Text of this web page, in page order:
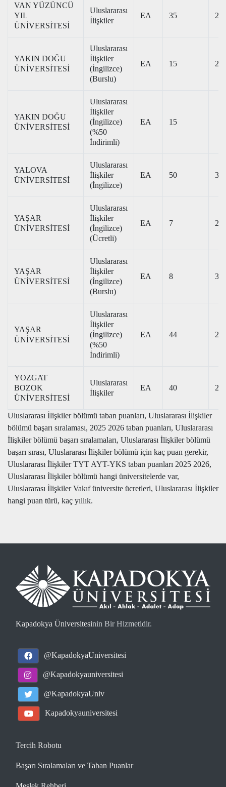
VAN YÜZÜNCÜ
YIL
ÜNİVERSİTESİ
Uluslararası
İlişkiler
EA 35
YAKIN DOĞU
ÜNİVERSİTESİ
Uluslararası
İlişkiler
(İngilizce)
(Burslu)
EA 15
YAKIN DOĞU
ÜNİVERSİTESİ
Uluslararası
İlişkiler
(İngilizce)
(%50
İndirimli)
EA 15
YALOVA
ÜNİVERSİTESİ
Uluslararası
İlişkiler
(İngilizce)
EA 50
YAŞAR
ÜNİVERSİTESİ
Uluslararası
İlişkiler
(İngilizce)
(Ücretli)
EA 7
YAŞAR
ÜNİVERSİTESİ
Uluslararası
İlişkiler
(İngilizce)
(Burslu)
EA 8
YAŞAR
ÜNİVERSİTESİ
Uluslararası
İlişkiler
(İngilizce)
(%50
İndirimli)
EA 44
YOZGAT
BOZOK
ÜNİVERSİTESİ
Uluslararası
İlişkiler
EA 40
Uluslararası İlişkiler bölümü taban puanları, Uluslararası İlişkiler
bölümü başarı sıralaması, 2025 2026 taban puanları, Uluslararası
İlişkiler bölümü başarı sıralamaları, Uluslararası İlişkiler bölümü
başarı sırası, Uluslararası İlişkiler bölümü için kaç puan gerekir,
Uluslararası İlişkiler TYT AYT-YKS taban puanları 2025 2026,
Uluslararası İlişkiler bölümü hangi üniversitelerde var,
Uluslararası İlişkiler Vakıf üniversite ücretleri, Uluslararası İlişkiler
hangi puan türü, kaç yıllık.
Kapadokya Üniversitesinin Bir Hizmetidir.
@KapadokyaUniversitesi
@Kapadokyauniversitesi
@KapadokyaUniv
Kapadokyauniversitesi
Tercih Robotu
Başarı Sıralamaları ve Taban Puanlar